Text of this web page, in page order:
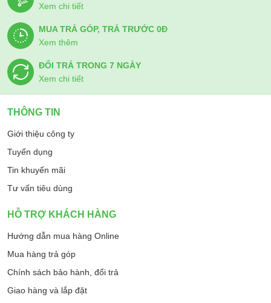
Xem chi tiết
MUA TRẢ GÓP, TRẢ TRƯỚC 0Đ
Xem thêm
ĐỔI TRẢ TRONG 7 NGÀY
Xem chi tiết
THÔNG TIN
Giới thiệu công ty
Tuyển dụng
Tin khuyến mãi
Tư vấn tiêu dùng
HỖ TRỢ KHÁCH HÀNG
Hướng dẫn mua hàng Online
Mua hàng trả góp
Chính sách bảo hành, đổi trả
Giao hàng và lắp đặt